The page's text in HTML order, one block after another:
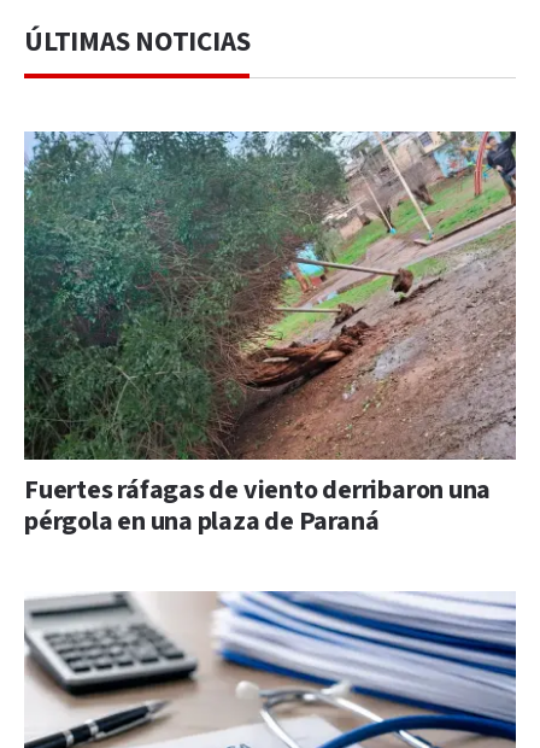
ÚLTIMAS NOTICIAS
Fuertes ráfagas de viento derribaron una
pérgola en una plaza de Paraná